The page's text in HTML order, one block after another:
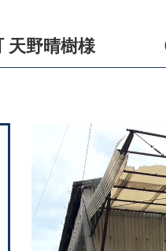
天野晴樹様 ②